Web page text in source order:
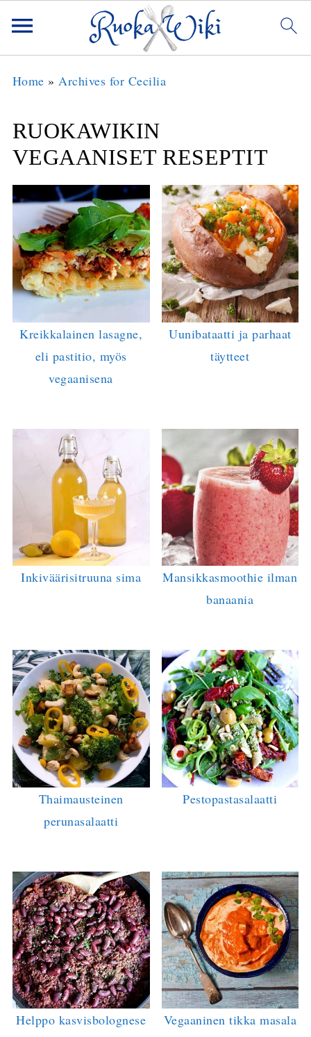
Home »Archives for Cecilia
RUOKAWIKIN
VEGAANISET RESEPTIT
Kreikkalainen lasagne,
eli pastitio, myös
vegaanisena
Uunibataatti ja parhaat
täytteet
Inkiväärisitruuna sima
Mansikkasmoothie ilman
banaania
Thaimausteinen
perunasalaatti
Pestopastasalaatti
Helppo kasvisbolognese Vegaaninen tikka masala